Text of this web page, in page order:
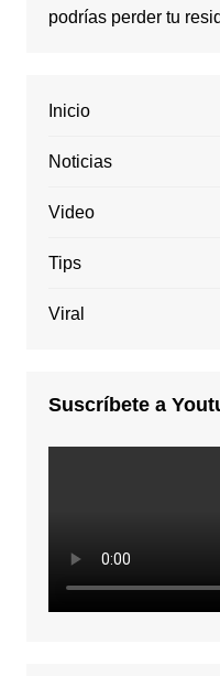
podrías perder tu
Inicio
Noticias
Video
Tips
Viral
Suscríbete a